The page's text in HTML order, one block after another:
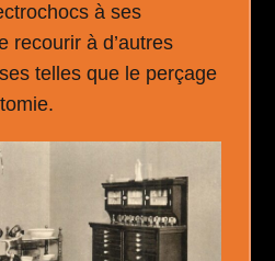
à ses
recourir à d’autres
telles que le perçage